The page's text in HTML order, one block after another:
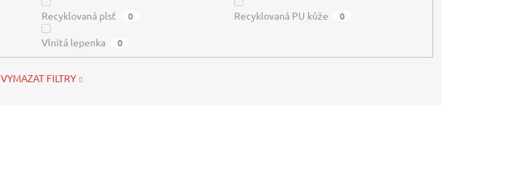
Recyklovaná plsť 0 Recyklovaná PU kůže 0
Vlnitá lepenka 0
VYMAZAT FILTRY